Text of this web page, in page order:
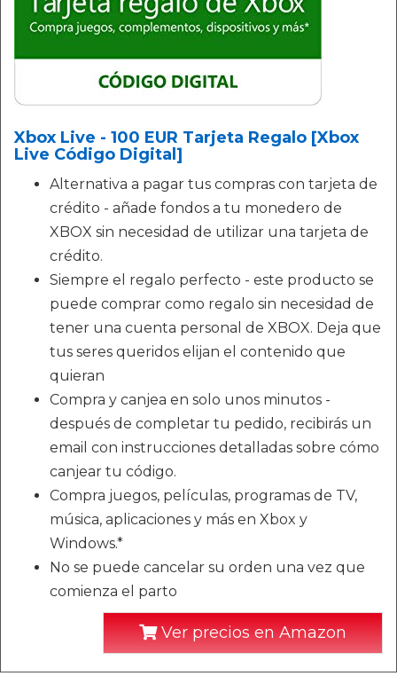
Xbox Live - 100 EUR Tarjeta Regalo [Xbox
Live Código Digital]
Alternativa a pagar tus compras con tarjeta de
crédito - añade fondos a tu monedero de
XBOX sin necesidad de utilizar una tarjeta de
crédito.
Siempre el regalo perfecto - este producto se
puede comprar como regalo sin necesidad de
tener una cuenta personal de XBOX. Deja que
tus seres queridos elijan el contenido que
quieran
Compra y canjea en solo unos minutos -
después de completar tu pedido, recibirás un
email con instrucciones detalladas sobre cómo
canjear tu código.
Compra juegos, películas, programas de TV,
música, aplicaciones y más en Xbox y
Windows.*
No se puede cancelar su orden una vez que
comienza el parto
Ver precios en Amazon